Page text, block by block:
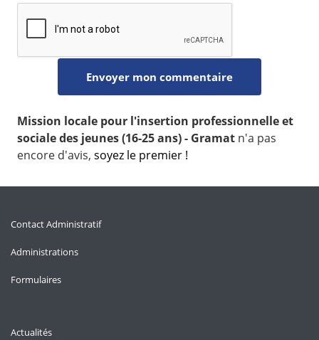
Mission locale pour l'insertion professionnelle et
sociale des jeunes (16-25 ans) - Gramat n'a pas
encore d'avis, soyez le premier !
Contact Administratif
Administrations
Formulaires
Actualités